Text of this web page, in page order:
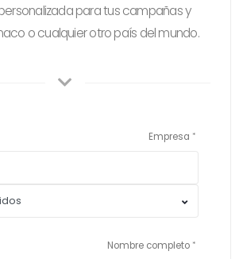
para tus campañas y
o cualquier otro país del mundo.
Empresa
Nombre completo